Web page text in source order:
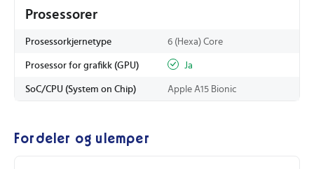
Prosessorer
Prosessorkjernetype 6 (Hexa) Core
Prosessor for grafikk (GPU) Ja
SoC/CPU (System on Chip) Apple A15 Bionic
Fordeler og ulemper